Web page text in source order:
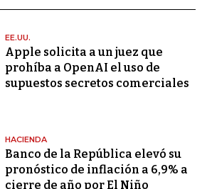
EE.UU.
Apple solicita a un juez que
prohíba a OpenAI el uso de
supuestos secretos comerciales
HACIENDA
Banco de la República elevó su
pronóstico de inflación a 6,9% a
cierre de año por El Niño